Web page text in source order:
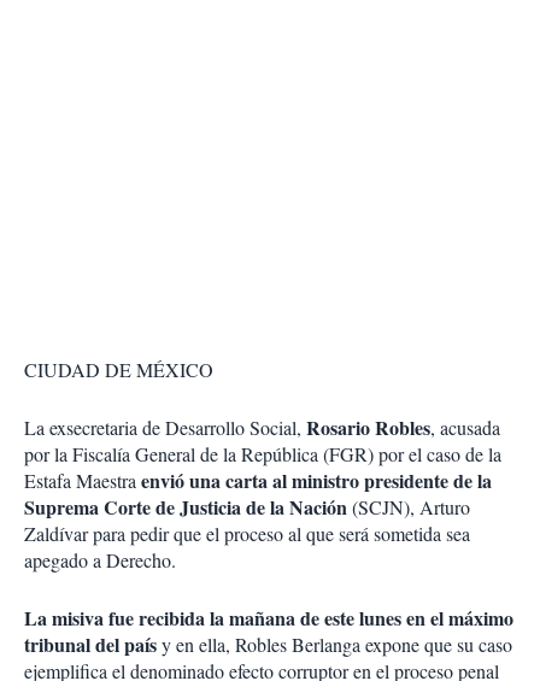
CIUDAD DE MÉXICO
La exsecretaria de Desarrollo Social, Rosario Robles, acusada
por la Fiscalía General de la República (FGR) por el caso de la
Estafa Maestraenvió una carta al ministro presidente de la
Suprema Corte de Justicia de la Nación(SCJN), Arturo
Zaldívar para pedir que el proceso al que será sometida sea
apegado a Derecho.
La misiva fue recibida la mañana de este lunes en el máximo
tribunal del paísy en ella, Robles Berlanga expone que su caso
ejemplifica el denominado efecto corruptor en el proceso penal